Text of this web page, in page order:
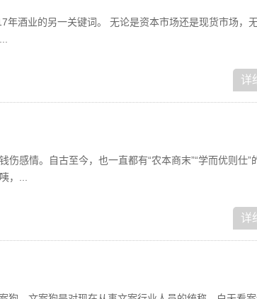
年酒业的另一关键词。 无论是资本市场还是现货市场，
详
感情。自古至今，也一直都有“农本商末”“学而优则仕”
，...
详